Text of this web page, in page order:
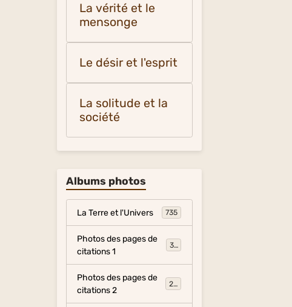
La vérité et le
mensonge
Le désir et l'esprit
La solitude et la
société
Albums photos
La Terre et l'Univers 735
Photos des pages de
citations 1
317
Photos des pages de
citations 2
281